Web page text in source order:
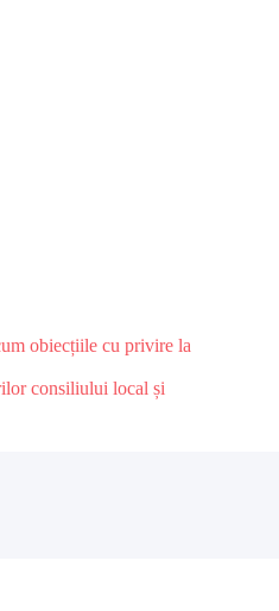
obiecțiile cu privire la
consiliului local și